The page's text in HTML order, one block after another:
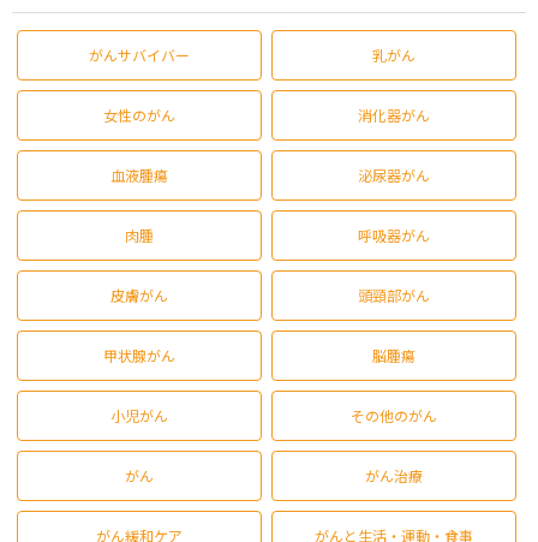
がんサバイバー 乳がん
女性のがん 消化器がん
血液腫瘍 泌尿器がん
肉腫 呼吸器がん
皮膚がん 頭頸部がん
甲状腺がん 脳腫瘍
小児がん その他のがん
がん がん治療
がん緩和ケア がんと生活・運動・食事